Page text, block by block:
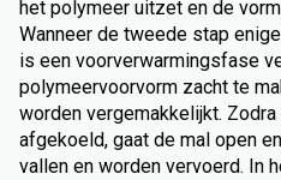
het polymeer uitzet en de
Wanneer de tweede stap
is een voorverwarmingsfase
polymeervoorvorm zacht te
worden vergemakkelijkt.
afgekoeld, gaat de mal open
vallen en worden vervoerd. In